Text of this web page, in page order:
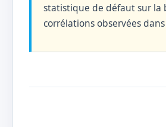
statistique de défaut sur la
corrélations observées